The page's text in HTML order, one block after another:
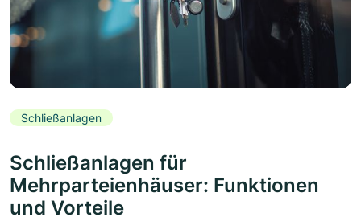
Schließanlagen
Schließanlagen für
Mehrparteienhäuser: Funktionen
und Vorteile